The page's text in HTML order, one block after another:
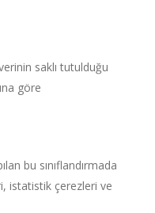
saklı tutulduğu
göre
bu sınıflandırmada
istatistik çerezleri ve